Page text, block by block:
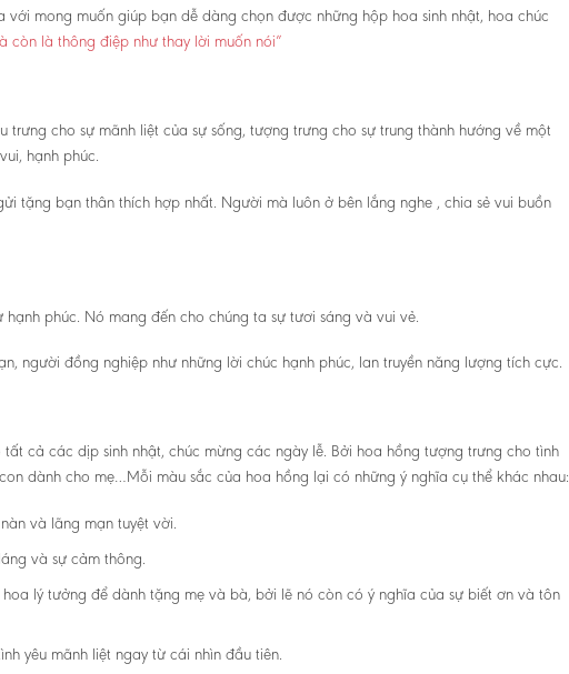
mong muốn giúp bạn dễ dàng chọn được những hộp hoa sinh nhật, hoa chúc
còn là thông điệp như thay lời muốn nói”
cho sự mãnh liệt của sự sống, tượng trưng cho sự trung thành hướng về một
hạnh phúc.
tặng bạn thân thích hợp nhất. Người mà luôn ở bên lắng nghe , chia sẻ vui buồn
phúc. Nó mang đến cho chúng ta sự tươi sáng và vui vẻ.
người đồng nghiệp như những lời chúc hạnh phúc, lan truyền năng lượng tích cực.
cả các dịp sinh nhật, chúc mừng các ngày lễ. Bởi hoa hồng tượng trưng cho tình
dành cho mẹ…Mỗi màu sắc của hoa hồng lại có những ý nghĩa cụ thể khác nhau:
và lãng mạn tuyệt vời.
và sự cảm thông.
lý tưởng để dành tặng mẹ và bà, bởi lẽ nó còn có ý nghĩa của sự biết ơn và tôn
yêu mãnh liệt ngay từ cái nhìn đầu tiên.